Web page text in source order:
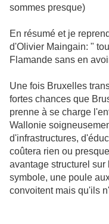
sommes presque)
En résumé et je
d'Olivier Maingain: "
Flamande sans en
Une fois Bruxelles
fortes chances que
prenne à se charge
Wallonie
d'infrastructures,
coûtera rien ou
avantage structurel
symbole, une poule
convoitent mais qu'ils